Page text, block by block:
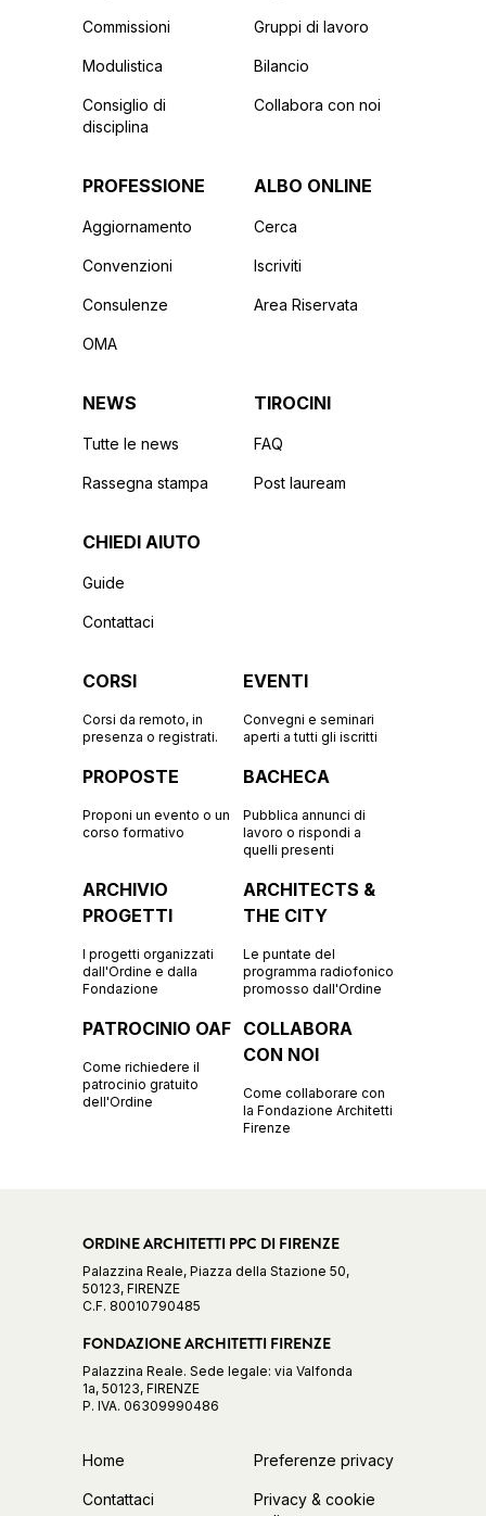
Commissioni
Modulistica
Consiglio di
disciplina
Gruppi di lavoro
Bilancio
Collabora con noi
PROFESSIONE
Aggiornamento
Convenzioni
Consulenze
OMA
ALBO ONLINE
Cerca
Iscriviti
Area Riservata
NEWS
Tutte le news
Rassegna stampa
TIROCINI
FAQ
Post lauream
CHIEDI AIUTO
Guide
Contattaci
CORSI
Corsi da remoto, in
presenza o registrati.
EVENTI
Convegni e seminari
aperti a tutti gli iscritti
PROPOSTE
Proponi un evento o un
corso formativo
BACHECA
Pubblica annunci di
lavoro o rispondi a
quelli presenti
ARCHIVIO
PROGETTI
I progetti organizzati
dall'Ordine e dalla
Fondazione
ARCHITECTS &
THE CITY
Le puntate del
programma radiofonico
promosso dall'Ordine
PATROCINIO OAF
Come richiedere il
patrocinio gratuito
dell'Ordine
COLLABORA
CON NOI
Come collaborare con
la Fondazione Architetti
Firenze
ORDINE ARCHITETTI PPC DI FIRENZE
Palazzina Reale, Piazza della Stazione 50,
50123, FIRENZE
C.F. 80010790485
FONDAZIONE ARCHITETTI FIRENZE
Palazzina Reale. Sede legale: via Valfonda
1a, 50123, FIRENZE
P. IVA. 06309990486
Home
Contattaci
Preferenze privacy
Privacy & cookie